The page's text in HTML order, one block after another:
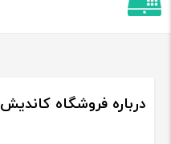
درباره فروشگاه کاندیش